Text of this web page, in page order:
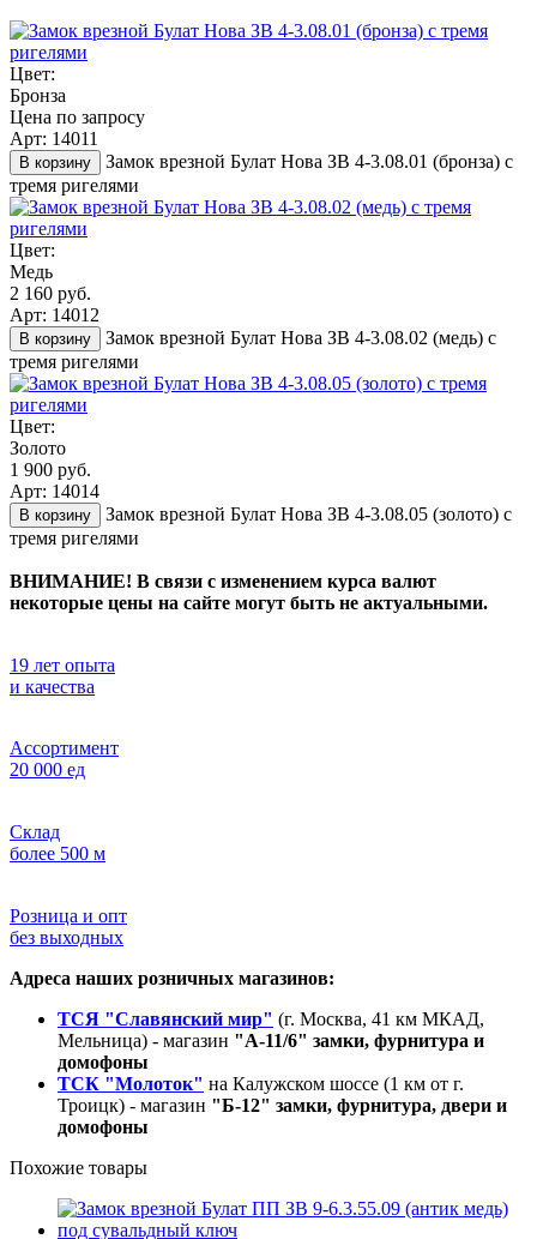
Цвет:
Бронза
Цена по запросу
Арт: 14011
В корзину
Замок врезной Булат Нова ЗВ 4-3.08.01 (бронза) с
тремя ригелями
Цвет:
Медь
2 160 руб.
Арт: 14012
В корзину
Замок врезной Булат Нова ЗВ 4-3.08.02 (медь) с
тремя ригелями
Цвет:
Золото
1 900 руб.
Арт: 14014
В корзину
Замок врезной Булат Нова ЗВ 4-3.08.05 (золото) с
тремя ригелями
ВНИМАНИЕ! В связи с изменением курса валют
некоторые цены на сайте могут быть не актуальными.
19 лет опыта
и качества
Ассортимент
20 000 ед
Склад
более 500 м
Розница и опт
без выходных
Адреса наших розничных магазинов:
ТСЯ "Славянский мир" (г. Москва, 41 км МКАД,
Мельница) - магазин "А-11/6" замки, фурнитура и
домофоны
ТСК "Молоток" на Калужском шоссе (1 км от г.
Троицк) - магазин "Б-12" замки, фурнитура, двери и
домофоны
Похожие товары